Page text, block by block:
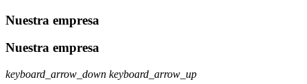
Nuestra empresa
Nuestra empresa
keyboard_arrow_down keyboard_arrow_up